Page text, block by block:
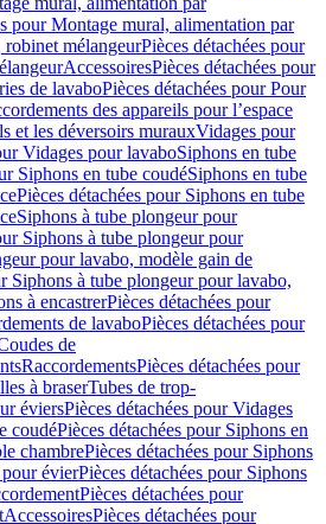
pour Montage mural, alimentation par
mélangeurPièces détachées pour
AccessoiresPièces détachées pour
de lavaboPièces détachées pour Pour
des appareils pour l’espace
et les déversoirs murauxVidages pour
Vidages pour lavaboSiphons en tube
Siphons en tube coudéSiphons en tube
Pièces détachées pour Siphons en tube
Siphons à tube plongeur pour
Siphons à tube plongeur pour
pour lavabo, modèle gain de
Siphons à tube plongeur pour lavabo,
à encastrerPièces détachées pour
de lavaboPièces détachées pour
de
RaccordementsPièces détachées pour
à braserTubes de trop-
éviersPièces détachées pour Vidages
coudéPièces détachées pour Siphons en
chambrePièces détachées pour Siphons
évierPièces détachées pour Siphons
Pièces détachées pour
AccessoiresPièces détachées pour